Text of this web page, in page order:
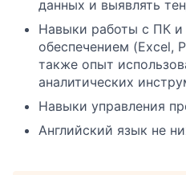
данных и выявлять
Навыки работы с ПК
обеспечением (Excel,
также опыт
аналитических
Навыки управления
Английский язык не